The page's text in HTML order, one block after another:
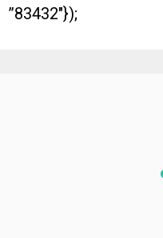
”83432″});